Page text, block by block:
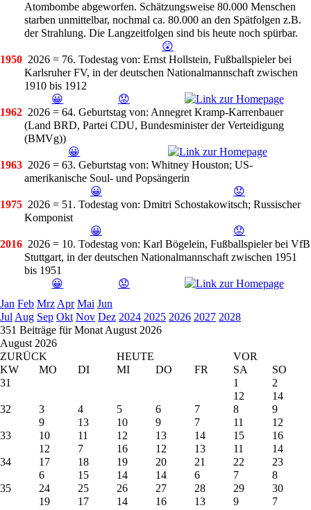
Atombombe abgeworfen. Schätzungsweise 80.000 Menschen
starben unmittelbar, nochmal ca. 80.000 an den Spätfolgen z.B.
der Strahlung. Die Langzeitfolgen sind bis heute noch spürbar.
😲
1950 2026 = 76. Todestag von: Ernst Hollstein, Fußballspieler bei
Karlsruher FV, in der deutschen Nationalmannschaft zwischen
1910 bis 1912
😀
😟
1962 2026 = 64. Geburtstag von: Annegret Kramp-Karrenbauer
(Land BRD, Partei CDU, Bundesminister der Verteidigung
(BMVg))
😀
1963 2026 = 63. Geburtstag von: Whitney Houston; US-
amerikanische Soul- und Popsängerin
😀
😟
1975 2026 = 51. Todestag von: Dmitri Schostakowitsch; Russischer
Komponist
😀
😟
2016 2026 = 10. Todestag von: Karl Bögelein, Fußballspieler bei VfB
Stuttgart, in der deutschen Nationalmannschaft zwischen 1951
bis 1951
😀
😟
Jan Feb Mrz Apr Mai Jun
Jul Aug Sep Okt Nov Dez 2024 2025 2026 2027 2028
351 Beiträge für Monat August 2026
August 2026
ZURÜCK
HEUTE
VOR
KW
MO DI MI DO FR SA
SO
31
1
12
2
14
32
3
9
4
13
5
10
6
9
7
7
8
11
9
12
33
10
12
11
7
12
16
13
12
14
13
15
11
16
14
34
17
6
18
15
19
14
20
14
21
6
22
7
23
8
35
24
19
25
17
26
14
27
16
28
13
29
9
30
7